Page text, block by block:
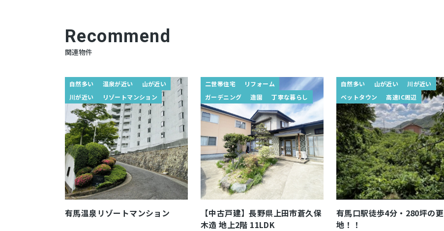
Recommend
関連物件
自然多い 温泉が近い
山が近い
川が近い
リゾートマンション
有馬温泉リゾートマンション
二世帯住宅
リフォーム
ガーデニング
造園 丁寧な暮らし
【中古戸建】長野県上田市蒼久保
木造 地上2階 11LDK
自然多い 山が近い
川が近い
ベットタウン
高速IC周辺
有馬口駅徒歩4分・280坪の更
地！！